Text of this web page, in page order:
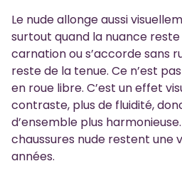
Le nude allonge aussi
surtout quand la nuance
carnation ou s’accorde sans
reste de la tenue. Ce n’est
en roue libre. C’est un effet
contraste, plus de fluidité,
d’ensemble plus
chaussures nude restent une
années.